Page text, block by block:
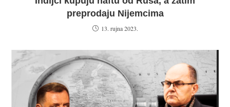
preprodaju Nijemcima
13. rujna 2023.